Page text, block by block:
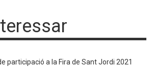
participació a la Fira de Sant Jordi 2021